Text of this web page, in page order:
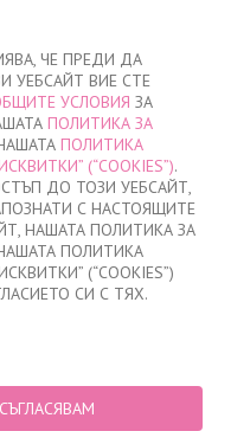
ЧЕ ПРЕДИ ДА
УЕБСАЙТ ВИЕ СТЕ
УСЛОВИЯ ЗА
ПОЛИТИКА ЗА
ПОЛИТИКА
(“COOKIES”).
ДО ТОЗИ УЕБСАЙТ,
С НАСТОЯЩИТЕ
НАШАТА ПОЛИТИКА ЗА
ПОЛИТИКА
(“COOKIES”)
СИ С ТЯХ.
МОЯТА ПОРЪЧКА
няма добавени продукти
ЛАСТИК /
БЯЛ ПАМУЧЕН